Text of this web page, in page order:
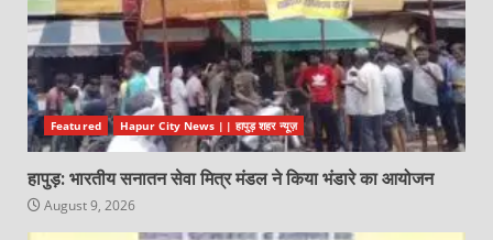
Featured Hapur City News || हापुड़ शहर न्यूज़
हापुड़: भारतीय सनातन सेवा मित्र मंडल ने किया भंडारे का आयोजन
August 9, 2026